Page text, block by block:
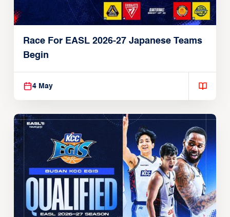
Race For EASL 2026-27 Japanese Teams
Begin
4 May